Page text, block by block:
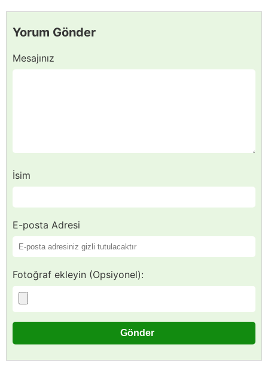
Yorum Gönder
Mesajınız
İsim
E-posta Adresi
Fotoğraf ekleyin (Opsiyonel):